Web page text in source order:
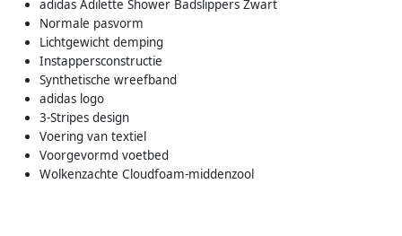
adidas Adilette Shower Badslippers Zwart
Normale pasvorm
Lichtgewicht demping
Instappersconstructie
Synthetische wreefband
adidas logo
3-Stripes design
Voering van textiel
Voorgevormd voetbed
Wolkenzachte Cloudfoam-middenzool